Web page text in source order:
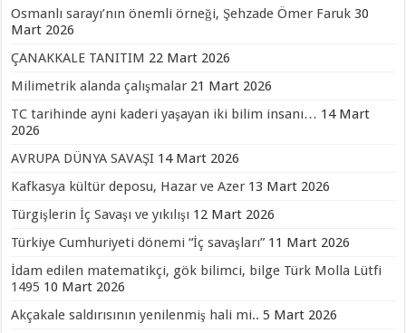
Osmanlı sarayı’nın önemli örneği, Şehzade Ömer Faruk 30
Mart 2026
ÇANAKKALE TANITIM 22 Mart 2026
Milimetrik alanda çalışmalar 21 Mart 2026
TC tarihinde ayni kaderi yaşayan iki bilim insanı… 14 Mart
2026
AVRUPA DÜNYA SAVAŞI 14 Mart 2026
Kafkasya kültür deposu, Hazar ve Azer 13 Mart 2026
Türgişlerin İç Savaşı ve yıkılışı 12 Mart 2026
Türkiye Cumhuriyeti dönemi “İç savaşları” 11 Mart 2026
İdam edilen matematikçi, gök bilimci, bilge Türk Molla Lütfi
1495 10 Mart 2026
Akçakale saldırısının yenilenmiş hali mi.. 5 Mart 2026